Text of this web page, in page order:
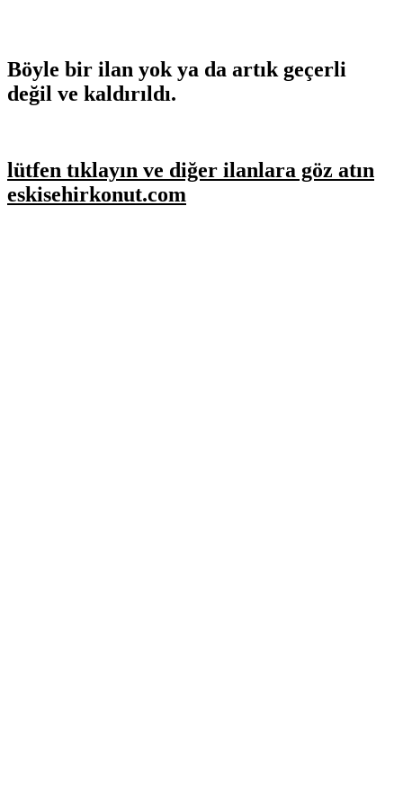
Böyle bir ilan yok ya da artık geçerli
değil ve kaldırıldı.
lütfen tıklayın ve diğer ilanlara göz atın
eskisehirkonut.com